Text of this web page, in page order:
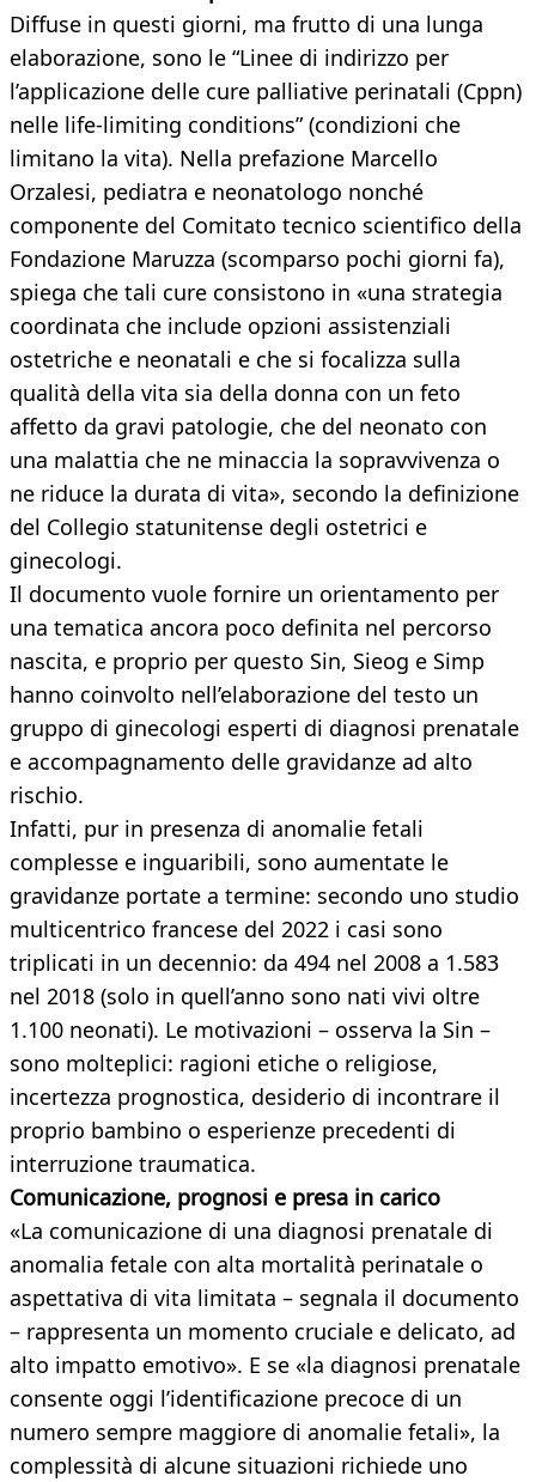
Diffuse in questi giorni, ma frutto di una lunga
elaborazione, sono le “Linee di indirizzo per
l’applicazione delle cure palliative perinatali (Cppn)
nelle life-limiting conditions” (condizioni che
limitano la vita). Nella prefazione Marcello
Orzalesi, pediatra e neonatologo nonché
componente del Comitato tecnico scientifico della
Fondazione Maruzza (scomparso pochi giorni fa),
spiega che tali cure consistono in «una strategia
coordinata che include opzioni assistenziali
ostetriche e neonatali e che si focalizza sulla
qualità della vita sia della donna con un feto
affetto da gravi patologie, che del neonato con
una malattia che ne minaccia la sopravvivenza o
ne riduce la durata di vita», secondo la definizione
del Collegio statunitense degli ostetrici e
ginecologi.
Il documento vuole fornire un orientamento per
una tematica ancora poco definita nel percorso
nascita, e proprio per questo Sin, Sieog e Simp
hanno coinvolto nell’elaborazione del testo un
gruppo di ginecologi esperti di diagnosi prenatale
e accompagnamento delle gravidanze ad alto
rischio.
Infatti, pur in presenza di anomalie fetali
complesse e inguaribili, sono aumentate le
gravidanze portate a termine: secondo uno studio
multicentrico francese del 2022 i casi sono
triplicati in un decennio: da 494 nel 2008 a 1.583
nel 2018 (solo in quell’anno sono nati vivi oltre
1.100 neonati). Le motivazioni – osserva la Sin –
sono molteplici: ragioni etiche o religiose,
incertezza prognostica, desiderio di incontrare il
proprio bambino o esperienze precedenti di
interruzione traumatica.
Comunicazione, prognosi e presa in carico
«La comunicazione di una diagnosi prenatale di
anomalia fetale con alta mortalità perinatale o
aspettativa di vita limitata – segnala il documento
– rappresenta un momento cruciale e delicato, ad
alto impatto emotivo». E se «la diagnosi prenatale
consente oggi l’identificazione precoce di un
numero sempre maggiore di anomalie fetali», la
complessità di alcune situazioni richiede uno